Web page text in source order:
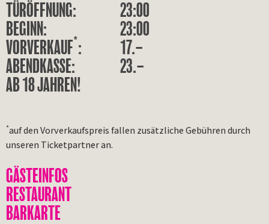
TÜRÖFFNUNG:
23:00
BEGINN:
23:00
VORVERKAUF*:
17.–
ABENDKASSE:
23.–
AB 18 JAHREN!
*auf den Vorverkaufspreis fallen zusätzliche Gebühren durch
unseren Ticketpartner an.
GÄSTEINFOS
RESTAURANT
BARKARTE